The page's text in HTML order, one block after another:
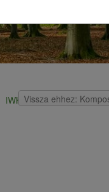
IWK AK/TAK
Vissza ehhez: